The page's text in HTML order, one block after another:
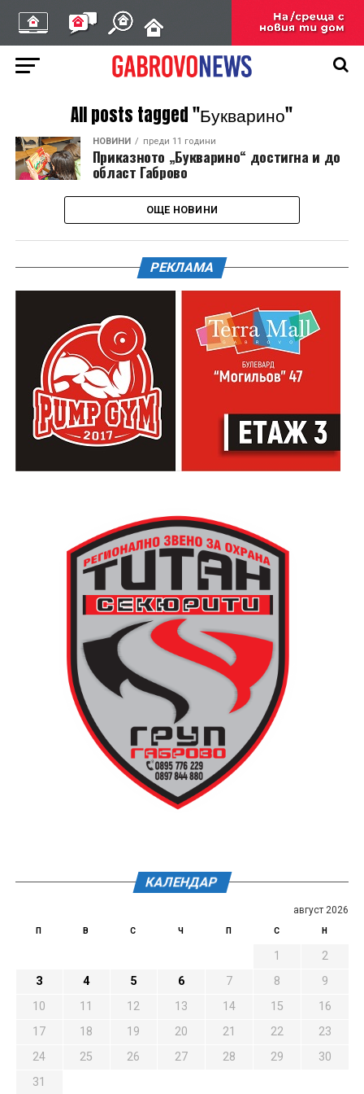
All posts tagged "Букварино"
НОВИНИ преди 11 години
Приказното „Букварино“ достигна и до
област Габрово
ОЩЕ НОВИНИ
РЕКЛАМА
КАЛЕНДАР
август 2026
П В С Ч П С Н
1
2
3
4 5 6 7 8
9
10
11 12 13 14 15
16
17
18 19 20 21 22
23
24
25 26 27 28 29
30
31